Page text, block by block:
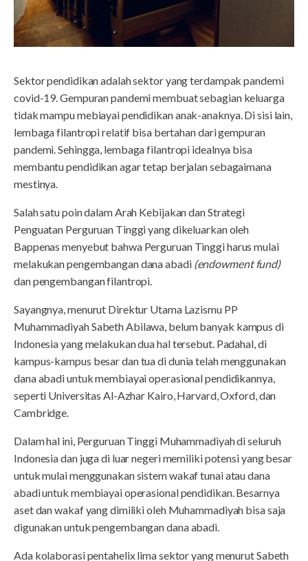
Sektor pendidikan adalah sektor yang terdampak pandemi
covid-19. Gempuran pandemi membuat sebagian keluarga
tidak mampu mebiayai pendidikan anak-anaknya. Di sisi lain,
lembaga filantropi relatif bisa bertahan dari gempuran
pandemi. Sehingga, lembaga filantropi idealnya bisa
membantu pendidikan agar tetap berjalan sebagaimana
mestinya.
Salah satu poin dalam Arah Kebijakan dan Strategi
Penguatan Perguruan Tinggi yang dikeluarkan oleh
Bappenas menyebut bahwa Perguruan Tinggi harus mulai
melakukan pengembangan dana abadi(endowment fund)
dan pengembangan filantropi.
Sayangnya, menurut Direktur Utama Lazismu PP
Muhammadiyah Sabeth Abilawa, belum banyak kampus di
Indonesia yang melakukan dua hal tersebut. Padahal, di
kampus-kampus besar dan tua di dunia telah menggunakan
dana abadi untuk membiayai operasional pendidikannya,
seperti Universitas Al-Azhar Kairo, Harvard, Oxford, dan
Cambridge.
Dalam hal ini, Perguruan Tinggi Muhammadiyah di seluruh
Indonesia dan juga di luar negeri memiliki potensi yang besar
untuk mulai menggunakan sistem wakaf tunai atau dana
abadi untuk membiayai operasional pendidikan. Besarnya
aset dan wakaf yang dimiliki oleh Muhammadiyah bisa saja
digunakan untuk pengembangan dana abadi.
Ada kolaborasi pentahelix lima sektor yang menurut Sabeth